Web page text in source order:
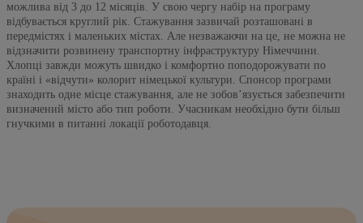
можлива від 3 до 12 місяців. У свою чергу набір на програму
відбувається круглий рік. Стажування зазвичай розташовані в
передмістях і маленьких містах. Але незважаючи на це, не можна не
відзначити розвинену транспортну інфраструктуру Німеччини.
Хлопці завжди можуть швидко і комфортно поподорожувати по
країні і «відчути» колорит німецької культури. Спонсор програми
знаходить одне місце стажування, але не зобов’язується забезпечити
визначений місто або тип роботи. Учасникам необхідно бути більш
гнучкими в питанні локації роботодавця.